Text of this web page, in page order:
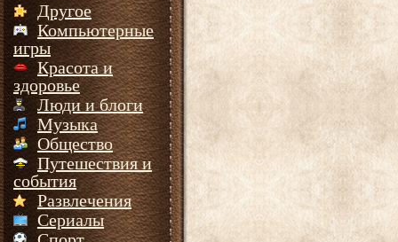
Другое
Компьютерные
игры
Красота и
здоровье
Люди и блоги
Музыка
Общество
Путешествия и
события
Развлечения
Сериалы